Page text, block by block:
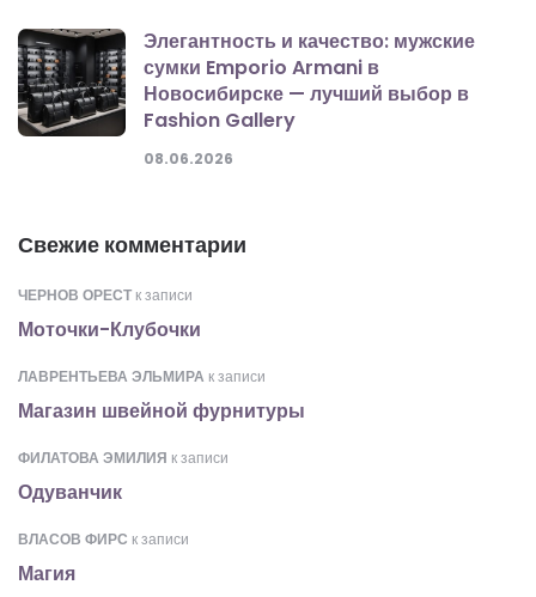
Элегантность и качество: мужские
сумки Emporio Armani в
Новосибирске — лучший выбор в
Fashion Gallery
08.06.2026
Свежие комментарии
ЧЕРНОВ ОРЕСТ к записи
Моточки-Клубочки
ЛАВРЕНТЬЕВА ЭЛЬМИРА к записи
Магазин швейной фурнитуры
ФИЛАТОВА ЭМИЛИЯ к записи
Одуванчик
ВЛАСОВ ФИРС к записи
Магия